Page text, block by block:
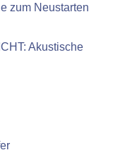
zum Neustarten
Akustische